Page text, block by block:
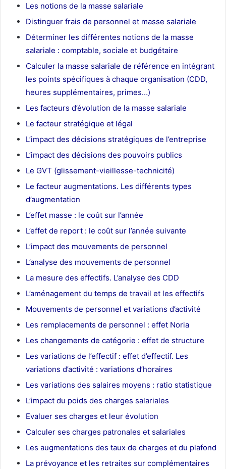
Les notions de la masse salariale
Distinguer frais de personnel et masse salariale
Déterminer les différentes notions de la masse
salariale : comptable, sociale et budgétaire
Calculer la masse salariale de référence en intégrant
les points spécifiques à chaque organisation (CDD,
heures supplémentaires, primes…)
Les facteurs d’évolution de la masse salariale
Le facteur stratégique et légal
L’impact des décisions stratégiques de l’entreprise
L’impact des décisions des pouvoirs publics
Le GVT (glissement-vieillesse-technicité)
Le facteur augmentations. Les différents types
d’augmentation
L’effet masse : le coût sur l’année
L’effet de report : le coût sur l’année suivante
L’impact des mouvements de personnel
L’analyse des mouvements de personnel
La mesure des effectifs. L’analyse des CDD
L’aménagement du temps de travail et les effectifs
Mouvements de personnel et variations d’activité
Les remplacements de personnel : effet Noria
Les changements de catégorie : effet de structure
Les variations de l’effectif : effet d’effectif. Les
variations d’activité : variations d’horaires
Les variations des salaires moyens : ratio statistique
L’impact du poids des charges salariales
Evaluer ses charges et leur évolution
Calculer ses charges patronales et salariales
Les augmentations des taux de charges et du plafond
La prévoyance et les retraites sur complémentaires